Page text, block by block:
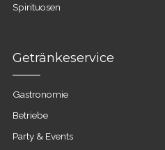
Spirituosen
Getränkeservice
Gastronomie
Betriebe
Party & Events